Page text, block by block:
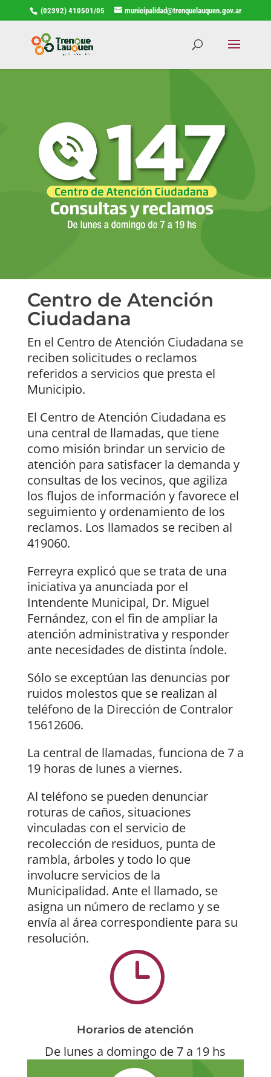
(02392) 410501/05 municipalidad@trenquelauquen.gov.ar
Centro de Atención
Ciudadana
En el Centro de Atención Ciudadana se
reciben solicitudes o reclamos
referidos a servicios que presta el
Municipio.
El Centro de Atención Ciudadana es
una central de llamadas, que tiene
como misión brindar un servicio de
atención para satisfacer la demanda y
consultas de los vecinos, que agiliza
los flujos de información y favorece el
seguimiento y ordenamiento de los
reclamos. Los llamados se reciben al
419060.
Ferreyra explicó que se trata de una
iniciativa ya anunciada por el
Intendente Municipal, Dr. Miguel
Fernández, con el fin de ampliar la
atención administrativa y responder
ante necesidades de distinta índole.
Sólo se exceptúan las denuncias por
ruidos molestos que se realizan al
teléfono de la Dirección de Contralor
15612606.
La central de llamadas, funciona de 7 a
19 horas de lunes a viernes.
Al teléfono se pueden denunciar
roturas de caños, situaciones
vinculadas con el servicio de
recolección de residuos, punta de
rambla, árboles y todo lo que
involucre servicios de la
Municipalidad. Ante el llamado, se
asigna un número de reclamo y se
envía al área correspondiente para su
resolución.
}
Horarios de atención
De lunes a domingo de 7 a 19 hs